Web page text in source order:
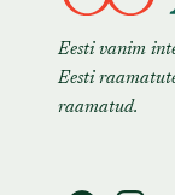
Eesti vanim
Eesti
raamatud.